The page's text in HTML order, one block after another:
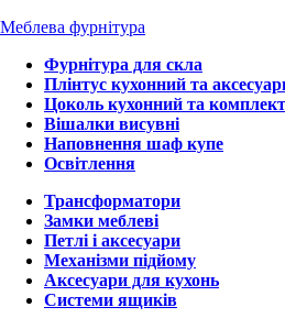
Меблева фурнітура
Фурнітура для скла
Плінтус кухонний та
Цоколь кухонний та
Вішалки висувні
Наповнення шаф купе
Освітлення
Трансформатори
Замки меблеві
Петлі і аксесуари
Механізми підйому
Аксесуари для кухонь
Системи ящиків